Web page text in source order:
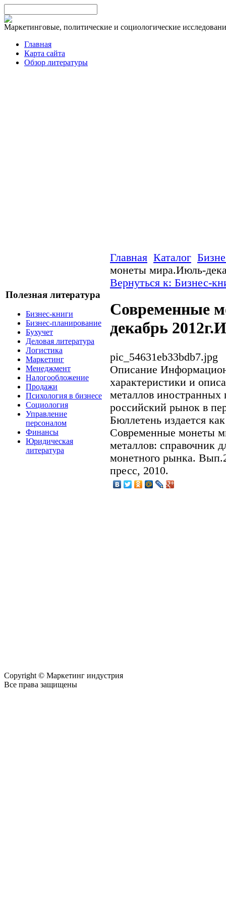
Маркетинговые, политические и социологические
Главная
Карта сайта
Обзор литературы
Полезная литература
Бизнес-книги
Бизнес-планирование
Бухучет
Деловая литература
Логистика
Маркетинг
Менеджмент
Налогообложение
Продажи
Психология в бизнесе
Социология
Управление
персоналом
Финансы
Юридическая
литература
Главная Каталог
монеты мира.Июль-
Вернуться к: Бизнес-
Современные
декабрь
pic_54631eb33bdb7.jpg
Описание
характеристики и
металлов иностранных
российский рынок в
Бюллетень издается
Современные монеты
металлов: справочник
монетного рынка.
пресс, 2010.
Copyright © Маркетинг индустрия
Все права защищены